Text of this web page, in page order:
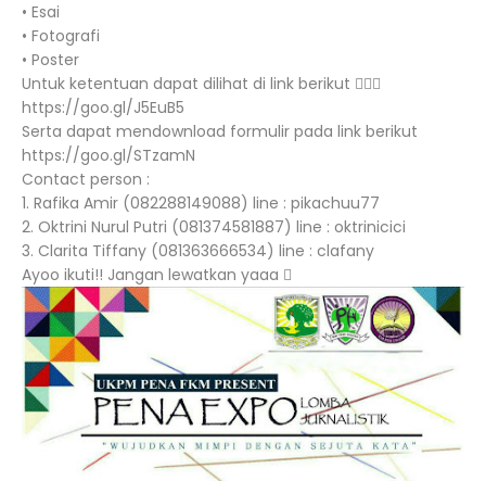
• Esai
• Fotografi
• Poster
Untuk ketentuan dapat dilihat di link berikut 
https://goo.gl/J5EuB5
Serta dapat mendownload formulir pada link berikut
https://goo.gl/STzamN
Contact person :
1. Rafika Amir (082288149088) line : pikachuu77
2. Oktrini Nurul Putri (081374581887) line : oktrinicici
3. Clarita Tiffany (081363666534) line : clafany
Ayoo ikuti!! Jangan lewatkan yaaa 